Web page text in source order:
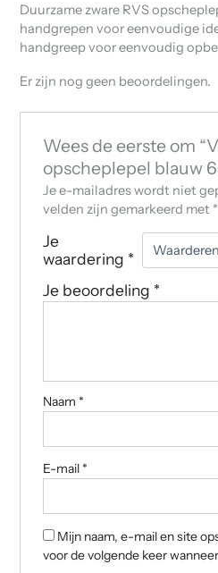
Duurzame zware RVS
handgrepen voor eenvoudige
handgreep voor eenvoudig
Er zijn nog geen beoordelingen.
Wees de eerste om
opscheplepel blauw
Je e-mailadres wordt niet
velden zijn gemarkeerd met *
Je
waardering *
Je beoordeling *
Naam *
E-mail *
Mijn naam, e-mail en site
voor de volgende keer